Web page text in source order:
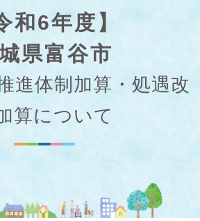
和6年度】
県富谷市
進体制加算・処遇改
算について